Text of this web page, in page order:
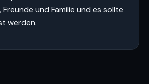
und Familie und es sollte
werden.